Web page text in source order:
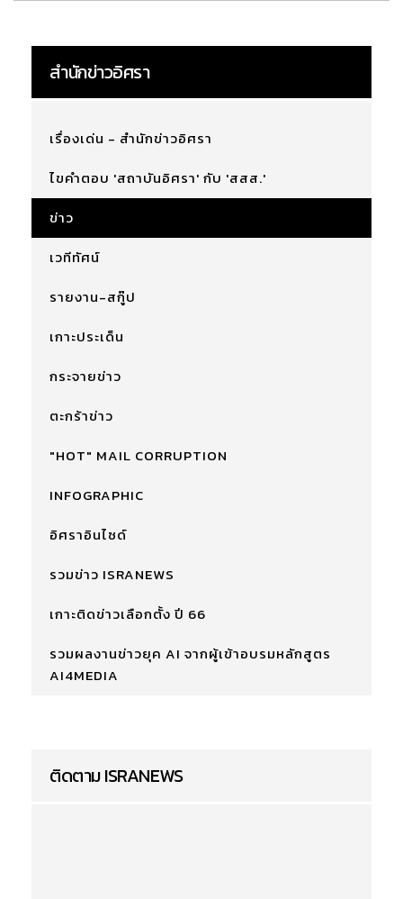
สำนักข่าวอิศรา
เรื่องเด่น - สำนักข่าวอิศรา
ไขคำตอบ 'สถาบันอิศรา' กับ 'สสส.'
ข่าว
เวทีทัศน์
รายงาน-สกู๊ป
เกาะประเด็น
กระจายข่าว
ตะกร้าข่าว
"HOT" MAIL CORRUPTION
INFOGRAPHIC
อิศราอินไซด์
รวมข่าว ISRANEWS
เกาะติดข่าวเลือกตั้ง ปี 66
รวมผลงานข่าวยุค AI จากผู้เข้าอบรมหลักสูตร
AI4MEDIA
ติดตาม ISRANEWS